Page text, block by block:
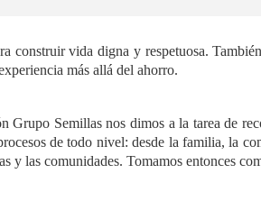
construir vida digna y respetuosa.
más allá del ahorro.
Grupo Semillas nos dimos a la tarea de
de todo nivel: desde la familia, la
y las comunidades. Tomamos entonces